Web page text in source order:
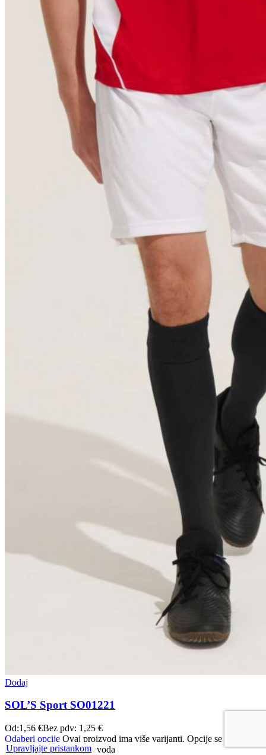
Dodaj
SOL’S Sport SO01221
Od:1,56 €Bez pdv: 1,25 €
Odaberi opcije Ovaj proizvod ima više varijanti. Opcije se mogu
odabrati na stranici proizvoda
Upravljajte pristankom